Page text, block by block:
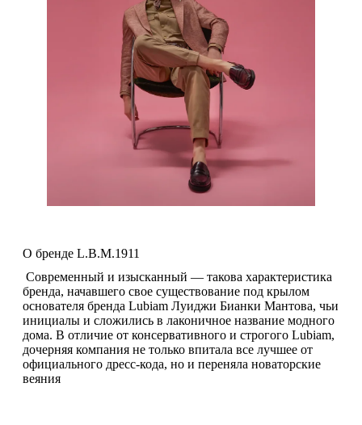
О бренде L.B.M.1911
Современный и изысканный — такова характеристика
бренда, начавшего свое существование под крылом
основателя бренда Lubiam Луиджи Бианки Мантова, чьи
инициалы и сложились в лаконичное название модного
дома. В отличие от консервативного и строгого Lubiam,
дочерняя компания не только впитала все лучшее от
официального дресс-кода, но и переняла новаторские
веяния